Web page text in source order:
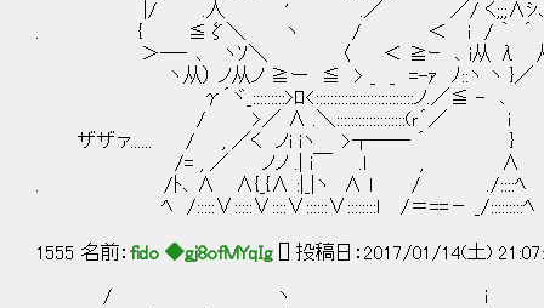
|/ .人 ' .／ ／/ く;;;∧ｼ､
. { ≦ζ＼ ヽ / ＜ i / ｀ ´ }从ｿ
＞―‐ ､ ヽｿ＼ 〈 ＜ ≧ｰ ､ i从 λ 从
ヽ从） ノ从ノ ≧ー ≦ > _ _ =-ｧ ﾉ::ヽ ヽ }
γ´ヾ_:::::::::>ﾛ
/ >／ ∧ .＼:::::::::::::::::::(ｒ´／ i 三 ・
ザザァ...... / , ／く ノi i
/= , ／ ノノ .| i￣ .l , ∧ 彡川
. /ﾄ､ ∧ ∧{_{∧ :|_|ヽ ∧ l / ./::::ﾍ
ﾍ /:::::∨:::::∨::::∨::::::∨::::::::ｌ /＝==－ _/:::::::::ﾍ
1555 名前： fido ◆gj8ofMYqIg [] 投稿日：2017/01/14(土)
/ ヽ i